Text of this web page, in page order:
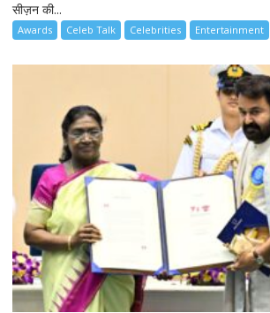
सीज़न की...
Awards Celeb Talk Celebrities Entertainment